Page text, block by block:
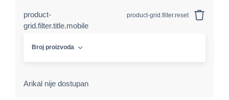
product-
grid.filter.title.mobile
product-grid.filter.reset
Broj proizvoda
Arikal nije dostupan